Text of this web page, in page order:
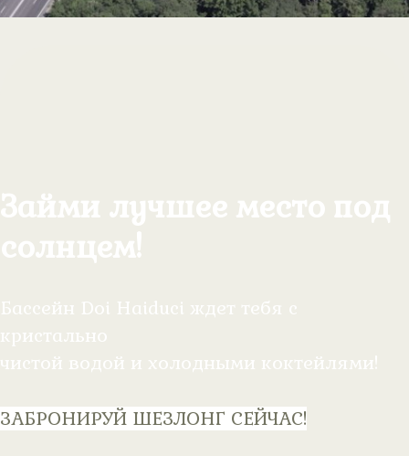
Займи лучшее место под
солнцем!
Бассейн Doi Haiduci ждет тебя с
кристально
чистой водой и холодными коктейлями!
ЗАБРОНИРУЙ ШЕЗЛОНГ СЕЙЧАС!